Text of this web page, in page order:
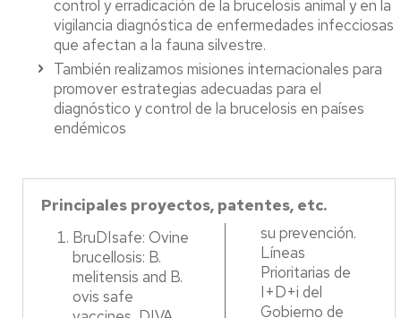
control y erradicación de la brucelosis animal y en la
vigilancia diagnóstica de enfermedades infecciosas
que afectan a la fauna silvestre.
También realizamos misiones internacionales para
promover estrategias adecuadas para el
diagnóstico y control de la brucelosis en países
endémicos
Principales proyectos, patentes, etc.
BruDIsafe: Ovine
brucellosis: B.
melitensis and B.
ovis safe
su prevención.
Líneas
Prioritarias de
I+D+i del
Gobierno de